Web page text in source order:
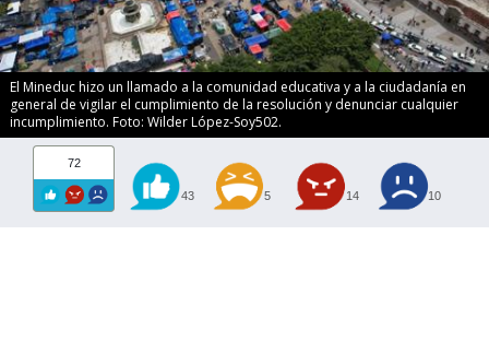
El Mineduc hizo un llamado a la comunidad educativa y a la ciudadanía en
general de vigilar el cumplimiento de la resolución y denunciar cualquier
incumplimiento. Foto: Wilder López-Soy502.
72
43 5 14 10